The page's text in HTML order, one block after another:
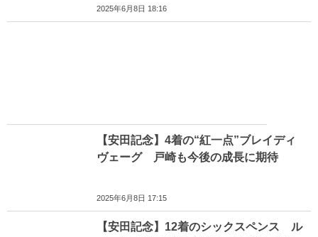
2025年6月8日 18:16
【安田記念】4着の“紅一点”ブレイディ
ヴェーグ 戸崎も今後の成長に期待
2025年6月8日 17:15
【安田記念】12着のシックスペンス ル